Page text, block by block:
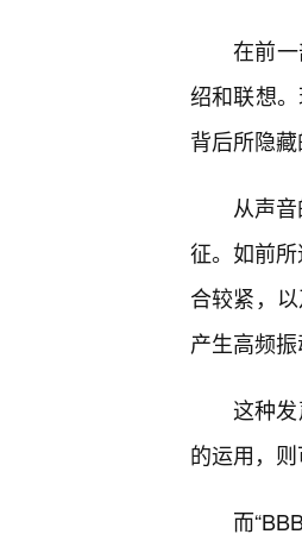
在前
绍和联想
背后所隐藏
从声
征。如前
合较紧，
产生高频
这种
的运用，
而